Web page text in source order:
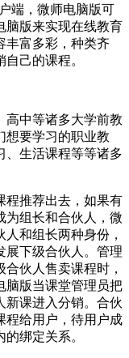
端，微师电脑版可
脑版来实现在线教育
丰富多彩，种类齐
己的课程。
高中等诸多大学前教
想要学习的职业教
、生活课程等等诸多
程推荐出去，如果有
为组长和合伙人，微
和组长两种身份，
展下级合伙人。管理
伙人售卖课程时，
脑版当课堂管理员把
新课进入分销。合伙
程给用户，待用户成
绑定关系。